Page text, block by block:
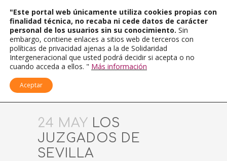
24 MAY LOS
JUZGADOS DE
SEVILLA
"Este portal web únicamente utiliza cookies propias con
finalidad técnica, no recaba ni cede datos de carácter
personal de los usuarios sin su conocimiento. Sin
embargo, contiene enlaces a sitios web de terceros con
políticas de privacidad ajenas a la de Solidaridad
Intergeneracional que usted podrá decidir si acepta o no
cuando acceda a ellos. " Más información
Aceptar